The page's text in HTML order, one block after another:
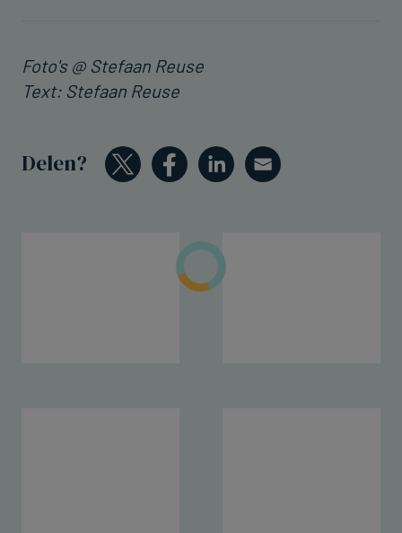
Foto's @ Stefaan Reuse
Text: Stefaan Reuse
Delen?